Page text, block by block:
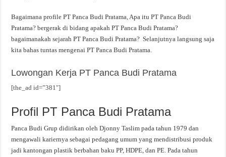
Bagaimana profile PT Panca Budi Pratama, Apa itu PT Panca Budi
Pratama? bergerak di bidang apakah PT Panca Budi Pratama?
bagaimanakah sejarah PT Panca Budi Pratama? Selanjutnya langsung saja
kita bahas tuntas mengenai PT Panca Budi Pratama.
Lowongan Kerja PT Panca Budi Pratama
[the_ad id=”381″]
Profil PT Panca Budi Pratama
Panca Budi Grup didirikan oleh Djonny Taslim pada tahun 1979 dan
mengawali kariernya sebagai pedagang umum yang mendistribusi produk
jadi kantongan plastik berbahan baku PP, HDPE, dan PE. Pada tahun